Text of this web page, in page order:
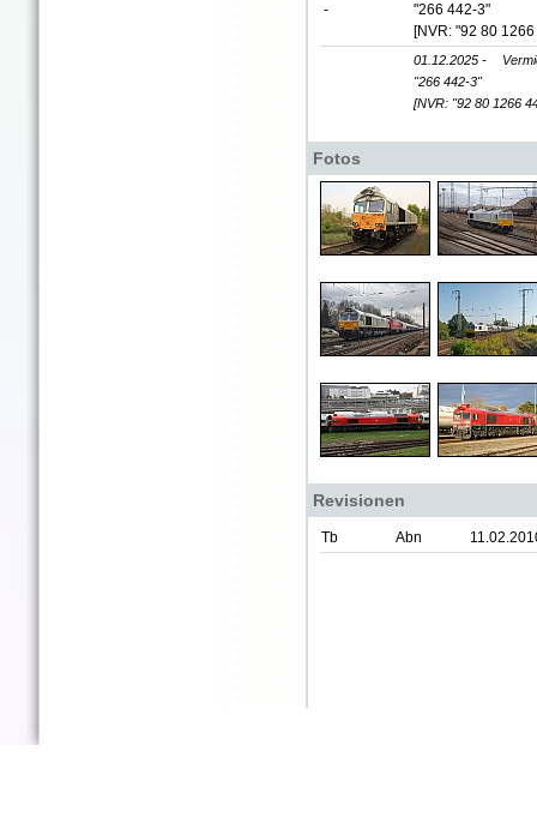
-
"266 442-3"
[NVR: "92 80
01.12.2025 -
"266 442-3"
[NVR: "92 80 1266
Fotos
Revisionen
Tb Abn